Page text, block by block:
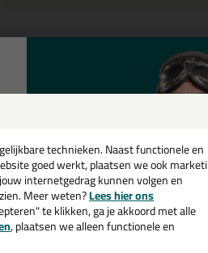
Specificaties
in 100ml
vandaag nog! Vandaag besteld =
en kenmerken van dit product?Lees
technieken. Naast functionele en
goed werkt, plaatsen we ook
internetgedrag kunnen volgen en
Meer weten?Lees hier ons
te klikken, ga je akkoord met alle
, plaatsen we alleen functionele en